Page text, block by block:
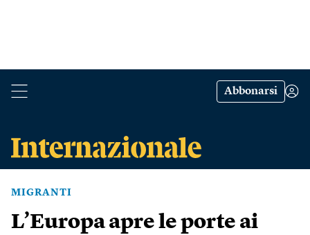
Abbonarsi
MIGRANTI
L’Europa apre le porte ai